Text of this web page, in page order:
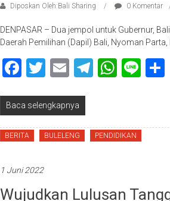
Diposkan Oleh:Bali Sharing 0 Komentar
DENPASAR – Dua jempol untuk Gubernur,
Daerah Pemilihan (Dapil) Bali, Nyoman Parta,
Facebook
Twitter
EmailTelegram
Line
Baca selengkapnya
BERITA BULELENG PENDIDIKAN
1 Juni 2022
Wujudkan Lulusan